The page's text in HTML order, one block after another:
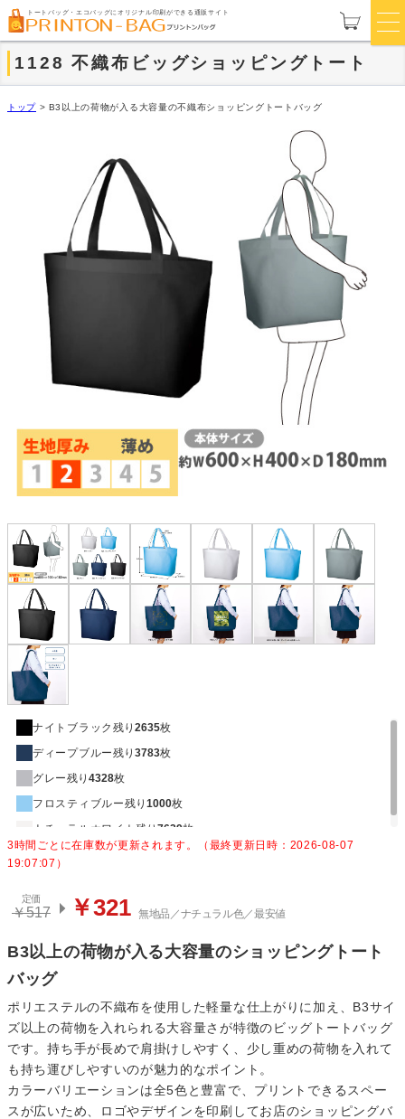
トートバッグ・エコバッグにオリジナル印刷ができる通販サイト
1128 不織布ビッグショッピングトート
トップ > B3以上の荷物が入る大容量の不織布ショッピングトートバッグ
ナイトブラック 残り 2635枚
ディープブルー残り 3783枚
グレー残り4328枚
フロスティブルー残り 1000枚
ナチュラルホワイト 残り7629枚
3時間ごとに在庫数が更新されます。（最終更新日時：2026-08-07
19:07:07）
定価
￥517 ￥321 無地品／ナチュラル色／最安値
B3以上の荷物が入る大容量のショッピングトート
バッグ
ポリエステルの不織布を使用した軽量な仕上がりに加え、B3サイ
ズ以上の荷物を入れられる大容量さが特徴のビッグトートバッグ
です。持ち手が長めで肩掛けしやすく、少し重めの荷物を入れて
も持ち運びしやすいのが魅力的なポイント。
カラーバリエーションは全5色と豊富で、プリントできるスペー
スが広いため、ロゴやデザインを印刷してお店のショッピングバ